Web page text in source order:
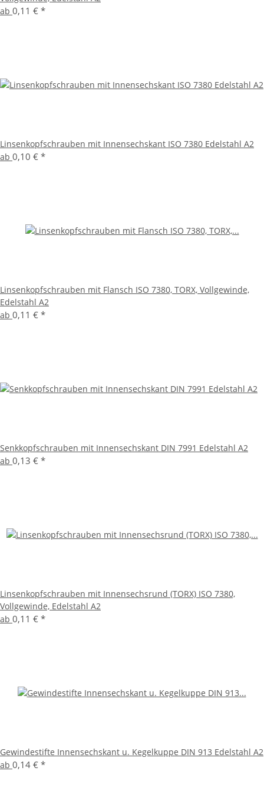
ab 0,11 € *
Linsenkopfschrauben mit Innensechskant ISO 7380 Edelstahl A2
ab 0,10 € *
Linsenkopfschrauben mit Flansch ISO 7380, TORX, Vollgewinde,
Edelstahl A2
ab 0,11 € *
Senkkopfschrauben mit Innensechskant DIN 7991 Edelstahl A2
ab 0,13 € *
Linsenkopfschrauben mit Innensechsrund (TORX) ISO 7380,
Vollgewinde, Edelstahl A2
ab 0,11 € *
Gewindestifte Innensechskant u. Kegelkuppe DIN 913 Edelstahl A2
ab 0,14 € *